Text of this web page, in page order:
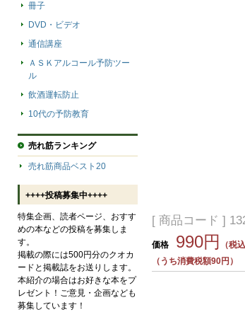
[ 商品コード ]
価格 990円
（税込
（うち消費税額90円）
冊子
DVD・ビデオ
通信講座
ＡＳＫアルコール予防ツー
ル
飲酒運転防止
10代の予防教育
売れ筋ランキング
売れ筋商品ベスト20
++++投稿募集中++++
特集企画、読者ページ、おすす
めの本などの投稿を募集しま
す。
掲載の際には500円分のクオカ
ードと掲載誌をお送りします。
本紹介の場合はお好きな本をプ
レゼント！ご意見・企画なども
募集しています！